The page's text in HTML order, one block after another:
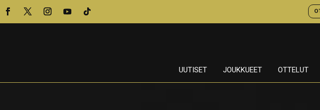
UUTISET JOUKKUEET OTTELUT